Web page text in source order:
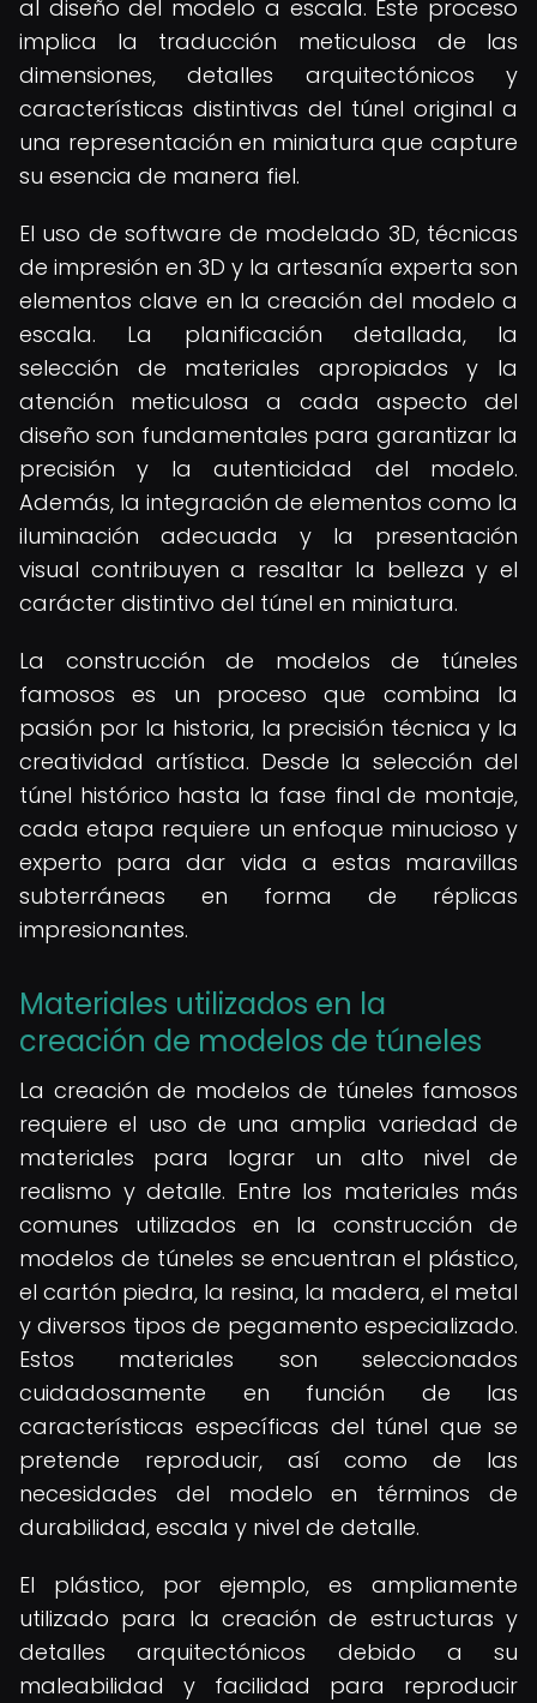
al diseño del modelo a escala. Este proceso
implica la traducción meticulosa de las
dimensiones, detalles arquitectónicos y
características distintivas del túnel original a
una representación en miniatura que capture
su esencia de manera fiel.
El uso de software de modelado 3D, técnicas
de impresión en 3D y la artesanía experta son
elementos clave en la creación del modelo a
escala. La planificación detallada, la
selección de materiales apropiados y la
atención meticulosa a cada aspecto del
diseño son fundamentales para garantizar la
precisión y la autenticidad del modelo.
Además, la integración de elementos como la
iluminación adecuada y la presentación
visual contribuyen a resaltar la belleza y el
carácter distintivo del túnel en miniatura.
La construcción de modelos de túneles
famosos es un proceso que combina la
pasión por la historia, la precisión técnica y la
creatividad artística. Desde la selección del
túnel histórico hasta la fase final de montaje,
cada etapa requiere un enfoque minucioso y
experto para dar vida a estas maravillas
subterráneas en forma de réplicas
impresionantes.
Materiales utilizados en la
creación de modelos de túneles
La creación de modelos de túneles famosos
requiere el uso de una amplia variedad de
materiales para lograr un alto nivel de
realismo y detalle. Entre los materiales más
comunes utilizados en la construcción de
modelos de túneles se encuentran el plástico,
el cartón piedra, la resina, la madera, el metal
y diversos tipos de pegamento especializado.
Estos materiales son seleccionados
cuidadosamente en función de las
características específicas del túnel que se
pretende reproducir, así como de las
necesidades del modelo en términos de
durabilidad, escala y nivel de detalle.
El plástico, por ejemplo, es ampliamente
utilizado para la creación de estructuras y
detalles arquitectónicos debido a su
maleabilidad y facilidad para reproducir